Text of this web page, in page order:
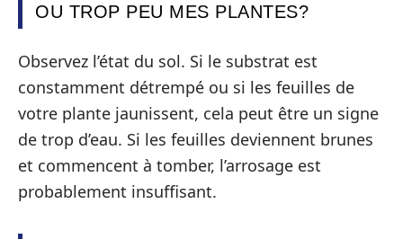
OU TROP PEU MES PLANTES?
Observez l’état du sol. Si le substrat est
constamment détrempé ou si les feuilles de
votre plante jaunissent, cela peut être un signe
de trop d’eau. Si les feuilles deviennent brunes
et commencent à tomber, l’arrosage est
probablement insuffisant.